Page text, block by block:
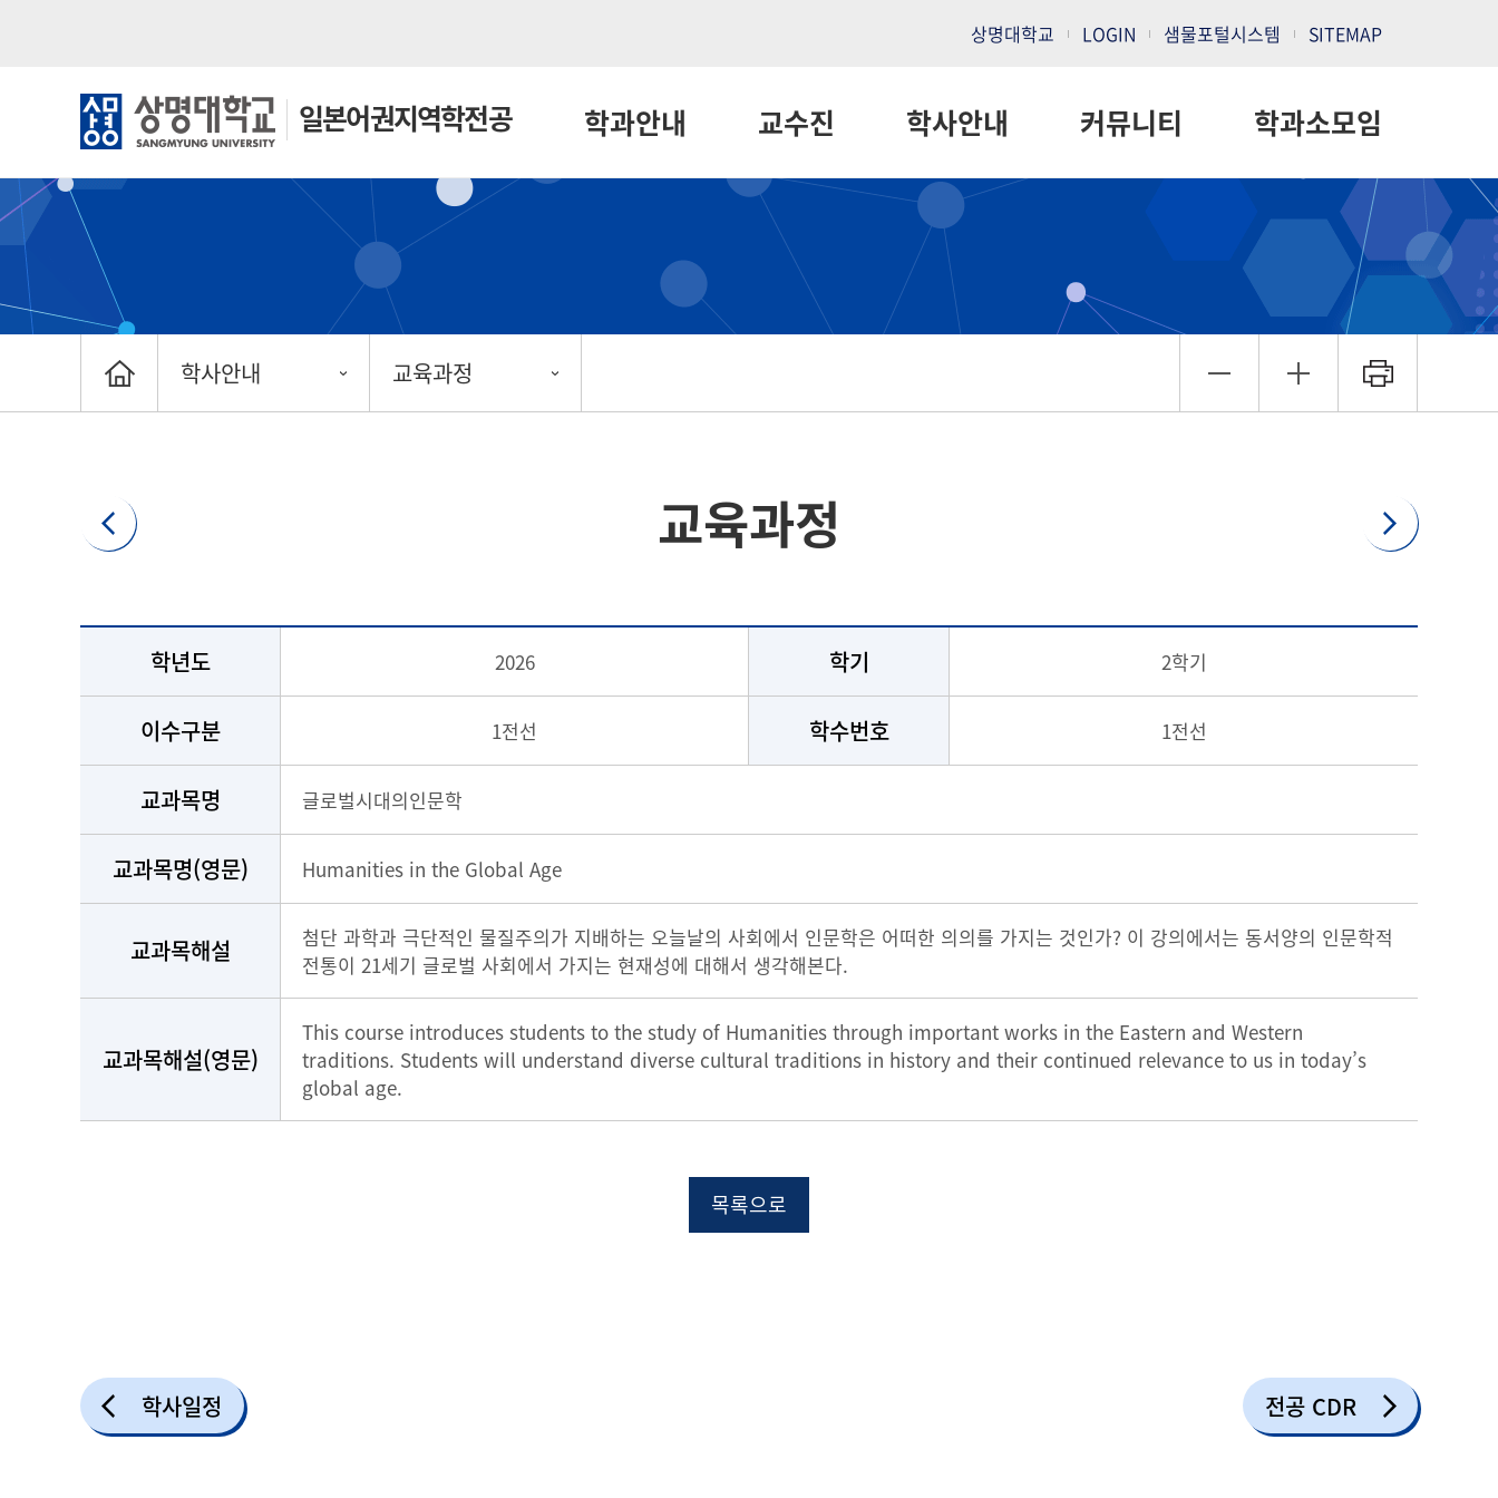
상명대학교 LOGIN 샘물포털시스템 SITEMAP
일본어권지역학전공 학과안내 교수진 학사안내 커뮤니티 학과소모임
학사안내 교육과정
교육과정
학년도 2026 학기 2학기
이수구분 1전선 학수번호 1전선
교과목명 글로벌시대의인문학
교과목명(영문) Humanities in the Global Age
교과목해설
첨단 과학과 극단적인 물질주의가 지배하는 오늘날의 사회에서 인문학은 어떠한 의의를 가지는 것인가? 이 강의에서는 동서양의 인문학적
전통이 21세기 글로벌 사회에서 가지는 현재성에 대해서 생각해본다.
교과목해설(영문)
This course introduces students to the study of Humanities through important works in the Eastern and Western
traditions. Students will understand diverse cultural traditions in history and their continued relevance to us in today’s
global age.
목록으로
학사일정 전공 CDR